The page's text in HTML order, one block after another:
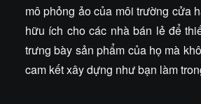
mô phỏng ảo của môi trường cửa
hữu ích cho các nhà bán lẻ để
trưng bày sản phẩm của họ mà
cam kết xây dựng như bạn làm